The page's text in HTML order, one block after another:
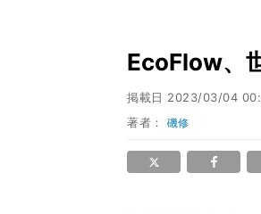
EcoFlow、
掲載日 2023/03/04
著者：磯修